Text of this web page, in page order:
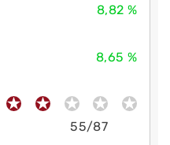
8,82 %
8,65 %
55/87